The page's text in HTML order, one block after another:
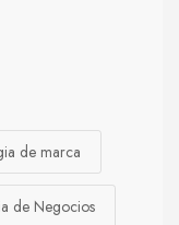
de marca
de Negocios